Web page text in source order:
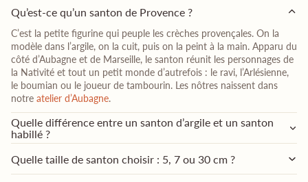
Qu’est-ce qu’un santon de Provence ?
C’est la petite figurine qui peuple les crèches provençales. On la
modèle dans l’argile, on la cuit, puis on la peint à la main. Apparu du
côté d’Aubagne et de Marseille, le santon réunit les personnages de
la Nativité et tout un petit monde d’autrefois : le ravi, l’Arlésienne,
le boumian ou le joueur de tambourin. Les nôtres naissent dans
notre atelier d’Aubagne.
Quelle différence entre un santon d’argile et un santon
habillé ?
Quelle taille de santon choisir : 5, 7 ou 30 cm ?